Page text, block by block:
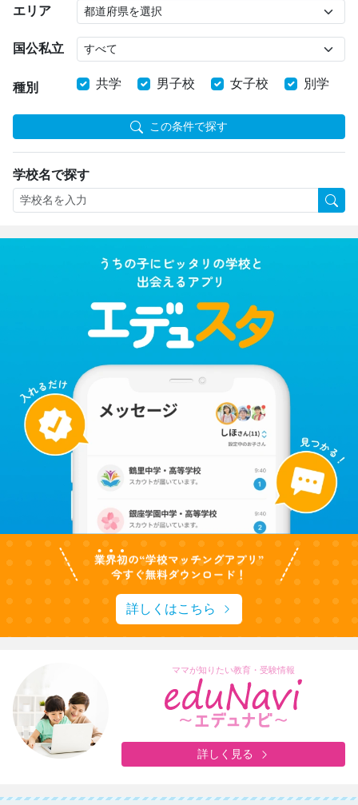
エリア
国公私立
種別 共学 男子校 女子校 別学
この条件で探す
学校名で探す
詳しくはこちら
ママが知りたい教育・受験情報
詳しく見る